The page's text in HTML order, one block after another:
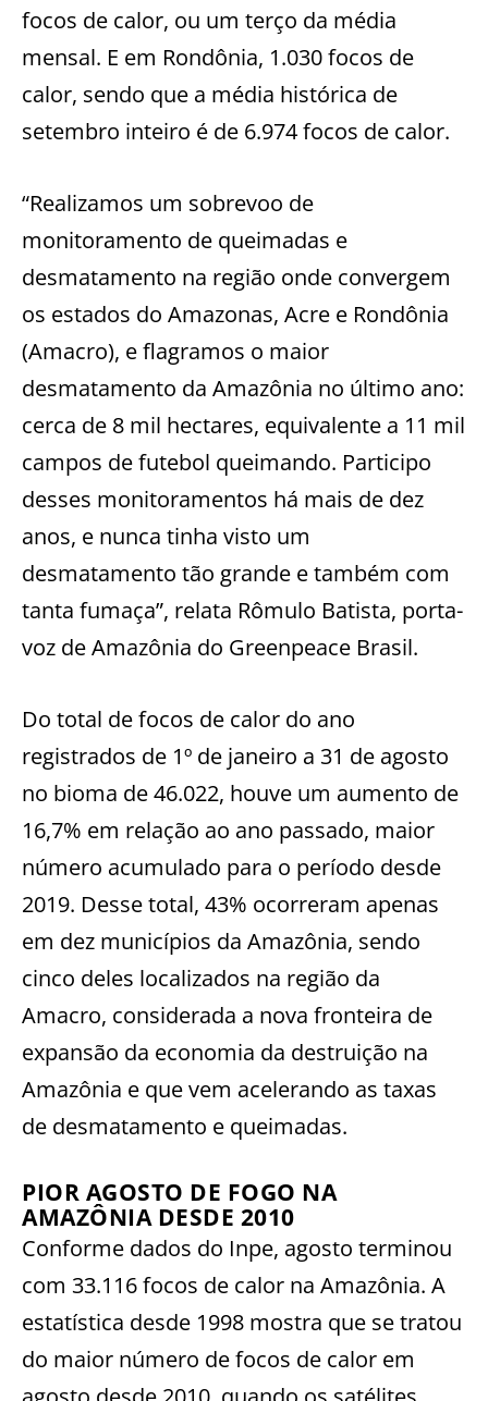
focos de calor, ou um terço da média
mensal. E em Rondônia, 1.030 focos de
calor, sendo que a média histórica de
setembro inteiro é de 6.974 focos de calor.
“Realizamos um sobrevoo de
monitoramento de queimadas e
desmatamento na região onde convergem
os estados do Amazonas, Acre e Rondônia
(Amacro), e flagramos o maior
desmatamento da Amazônia no último ano:
cerca de 8 mil hectares, equivalente a 11 mil
campos de futebol queimando. Participo
desses monitoramentos há mais de dez
anos, e nunca tinha visto um
desmatamento tão grande e também com
tanta fumaça”, relata Rômulo Batista, porta-
voz de Amazônia do Greenpeace Brasil.
Do total de focos de calor do ano
registrados de 1º de janeiro a 31 de agosto
no bioma de 46.022, houve um aumento de
16,7% em relação ao ano passado, maior
número acumulado para o período desde
2019. Desse total, 43% ocorreram apenas
em dez municípios da Amazônia, sendo
cinco deles localizados na região da
Amacro, considerada a nova fronteira de
expansão da economia da destruição na
Amazônia e que vem acelerando as taxas
de desmatamento e queimadas.
PIOR AGOSTO DE FOGO NA
AMAZÔNIA DESDE 2010
Conforme dados do Inpe, agosto terminou
com 33.116 focos de calor na Amazônia. A
estatística desde 1998 mostra que se tratou
do maior número de focos de calor em